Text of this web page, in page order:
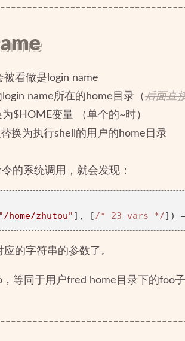
看做是login name
name所在的home目录（后面直
$HOME变量 （单个的~时）
换为执行shell的用户的home目录
的系统调用，就会发现：
"/home/zhutou" ], [/* 23 vars */])
的字符串的参数了。
等同于用户fred home目录下的foo